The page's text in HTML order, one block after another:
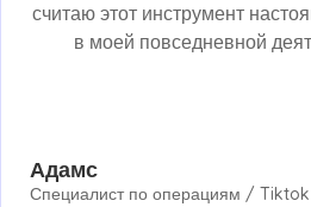
считаю этот инструмент
в моей повседневной
Адамс
Специалист по операциям / Tiktok